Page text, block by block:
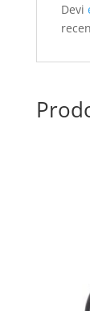
Devi